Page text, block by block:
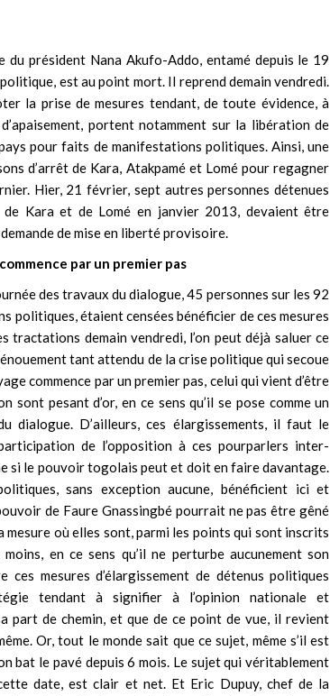
du président Nana Akufo-Addo, entamé depuis le 19
est au point mort. Il reprend demain vendredi.
la prise de mesures tendant, de toute évidence, à
portent notamment sur la libération de
pour faits de manifestations politiques. Ainsi, une
d’arrêt de Kara, Atakpamé et Lomé pour regagner
Hier, 21 février, sept autres personnes détenues
de Kara et de Lomé en janvier 2013, devaient être
de mise en liberté provisoire.
par un premier pas
des travaux du dialogue, 45 personnes sur les 92
politiques, étaient censées bénéficier de ces mesures
tractations demain vendredi, l’on peut déjà saluer ce
tant attendu de la crise politique qui secoue
commence par un premier pas, celui qui vient d’être
pesant d’or, en ce sens qu’il se pose comme un
dialogue. D’ailleurs, ces élargissements, il faut le
de l’opposition à ces pourparlers inter-
si le pouvoir togolais peut et doit en faire davantage.
sans exception aucune, bénéficient ici et
de Faure Gnassingbé pourrait ne pas être gêné
où elles sont, parmi les points qui sont inscrits
en ce sens qu’il ne perturbe aucunement son
ces mesures d’élargissement de détenus politiques
tendant à signifier à l’opinion nationale et
part de chemin, et que de ce point de vue, il revient
Or, tout le monde sait que ce sujet, même s’il est
bat le pavé depuis 6 mois. Le sujet qui véritablement
date, est clair et net. Et Eric Dupuy, chef de la